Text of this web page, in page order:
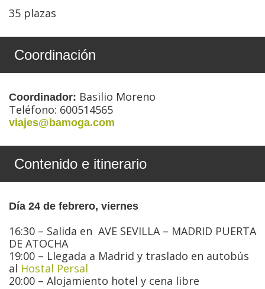
35 plazas
Coordinación
Coordinador: Basilio Moreno
Teléfono: 600514565
viajes@bamoga.com
Contenido e itinerario
Día 24 de febrero, viernes
16:30 – Salida en AVE SEVILLA – MADRID PUERTA
DE ATOCHA
19:00 – Llegada a Madrid y traslado en autobús
al Hostal Persal
20:00 – Alojamiento hotel y cena libre